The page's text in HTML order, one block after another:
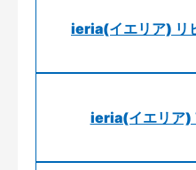
ieria(イエリア) リ
ieria(イエリア)